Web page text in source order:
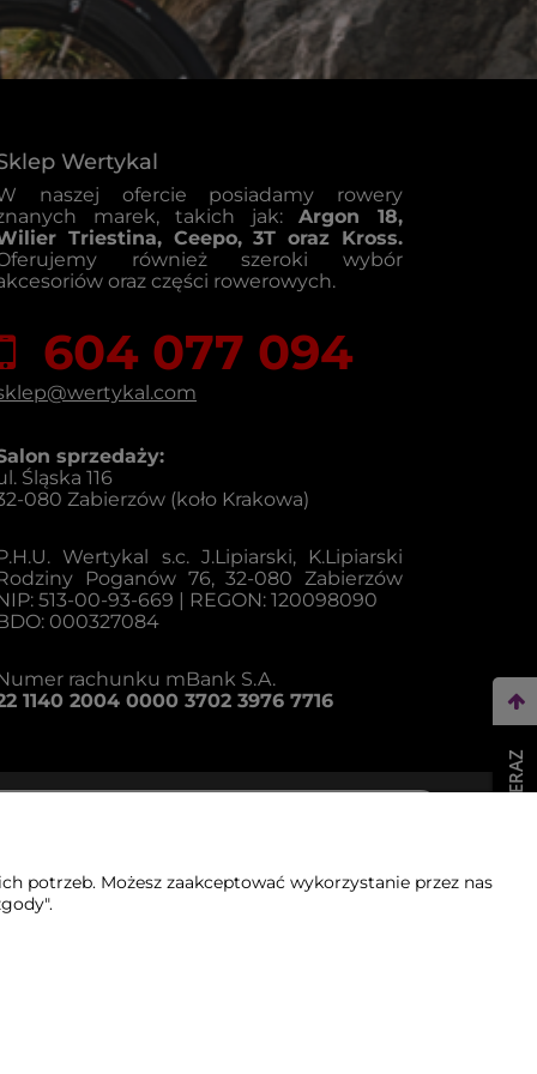
Wertykal
naszej ofercie posiadamy rowery
marek, takich jak:Argon 18,
Triestina, Ceepo, 3T oraz Kross.
również szeroki wybór
oraz części rowerowych.
604 077 094
sprzedaży:
Śląska 116
080 Zabierzów (koło Krakowa)
Wertykal s.c. J.Lipiarski, K.Lipiarski
Poganów 76, 32-080 Zabierzów
513-00-93-669 | REGON: 120098090
000327084
rachunku mBank S.A.
1140 2004 0000 3702 3976 7716
WEŹ LEASING TERAZ
potrzeb. Możesz zaakceptować wykorzystanie przez nas